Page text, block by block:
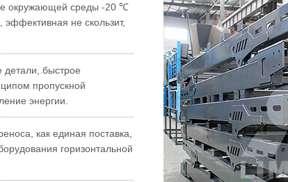
окружающей среды -20 ℃
не скользит,
детали, быстрое
пропускной
энергии.
как единая поставка,
горизонтальной